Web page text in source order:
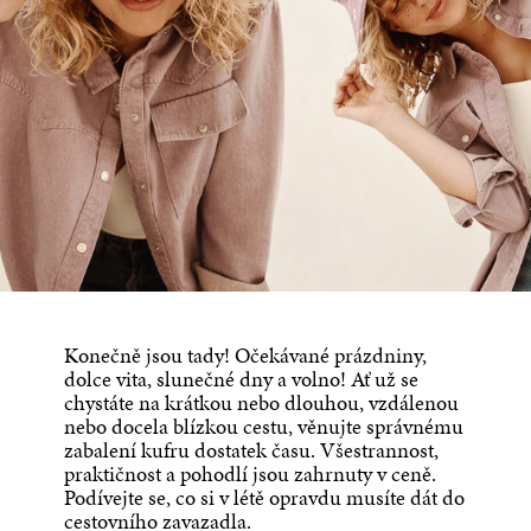
Konečně jsou tady! Očekávané prázdniny,
dolce vita, slunečné dny a volno! Ať už se
chystáte na krátkou nebo dlouhou, vzdálenou
nebo docela blízkou cestu, věnujte správnému
zabalení kufru dostatek času. Všestrannost,
praktičnost a pohodlí jsou zahrnuty v ceně.
Podívejte se, co si v létě opravdu musíte dát do
cestovního zavazadla.